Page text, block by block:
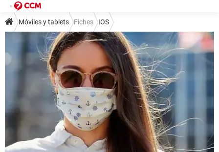
Móviles y tablets Fiches IOS